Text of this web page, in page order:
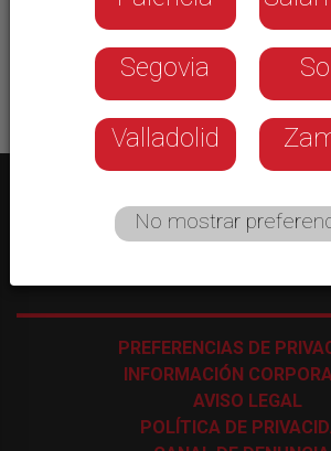
09/08/2026
PREFERENCIAS DE
INFORMACIÓN
AVISO LEGAL
POLÍTICA DE
Segovia
Valladolid
No mostrar